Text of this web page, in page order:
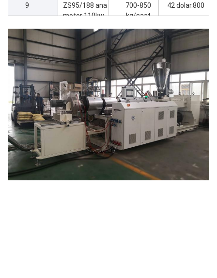
Ekstrüder
makine
9
ZS95/188 ana
motor 110kw
makinesi
700-850
kg/saat
42 dolar.800